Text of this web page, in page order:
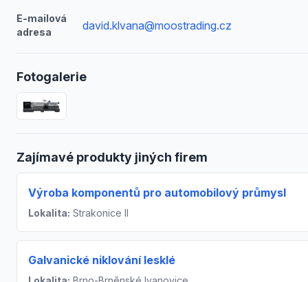
E-mailová
adresa
david.klvana@moostrading.cz
Fotogalerie
Zajímavé produkty jiných firem
Výroba komponentů pro automobilový průmysl
Lokalita: Strakonice II
Galvanické niklování lesklé